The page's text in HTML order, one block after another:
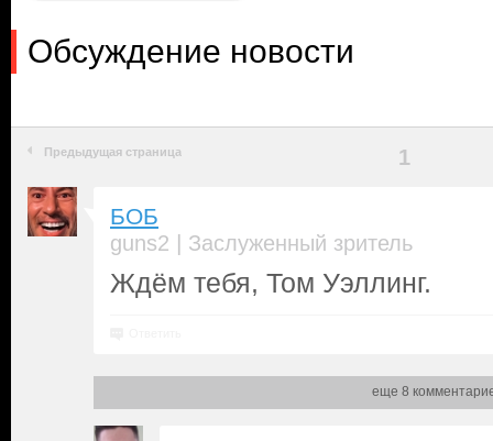
Обсуждение новости
Предыдущая страница 1
БОБ
guns2 | Заслуженный зритель
Ждём тебя, Том Уэллинг.
еще 8